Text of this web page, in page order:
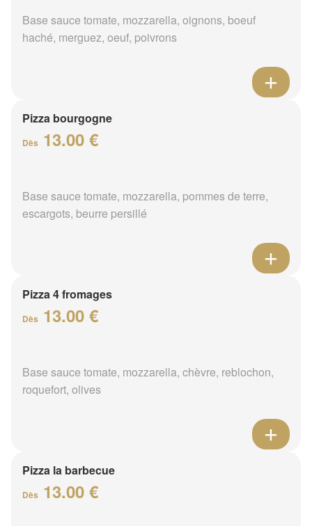
Base sauce tomate, mozzarella, oignons, boeuf
haché, merguez, oeuf, poivrons
Pizza bourgogne
Dès 13.00 €
Base sauce tomate, mozzarella, pommes de terre,
escargots, beurre persillé
Pizza 4 fromages
Dès 13.00 €
Base sauce tomate, mozzarella, chèvre, reblochon,
roquefort, olives
Pizza la barbecue
Dès 13.00 €